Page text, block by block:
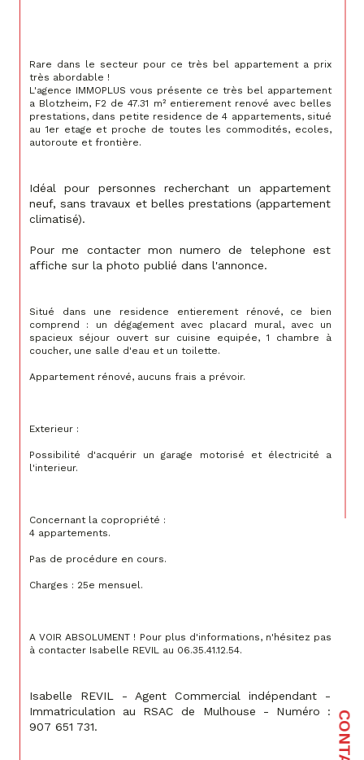
Rare dans le secteur pour ce très bel appartement a prix
très abordable !
L'agence IMMOPLUS vous présente ce très bel appartement
a Blotzheim, F2 de 47.31 m² entierement renové avec belles
prestations, dans petite residence de 4 appartements, situé
au 1er etage et proche de toutes les commodités, ecoles,
autoroute et frontière.
Idéal pour personnes recherchant un appartement
neuf, sans travaux et belles prestations (appartement
climatisé).
Pour me contacter mon numero de telephone est
affiche sur la photo publié dans l'annonce.
Situé dans une residence entierement rénové, ce bien
comprend : un dégagement avec placard mural, avec un
spacieux séjour ouvert sur cuisine equipée, 1 chambre à
coucher, une salle d'eau et un toilette.
Appartement rénové, aucuns frais a prévoir.
Exterieur :
Possibilité d'acquérir un garage motorisé et électricité a
l'interieur.
Concernant la copropriété :
4 appartements.
Pas de procédure en cours.
Charges : 25e mensuel.
A VOIR ABSOLUMENT ! Pour plus d'informations, n'hésitez pas
à contacter Isabelle REVIL au 06.35.41.12.54.
Isabelle REVIL - Agent Commercial indépendant -
Immatriculation au RSAC de Mulhouse - Numéro :
907 651 731.